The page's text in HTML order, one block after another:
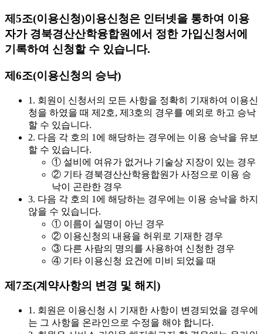
제5조(이용신청)이용신청은 인터넷을 통하여 이용
자가 경북경산산학융합원에서 정한 가입신청서에
기록하여 신청할 수 있습니다.
제6조(이용신청의 승낙)
1. 회원이 신청서의 모든 사항을 정확히 기재하여 이용신
청을 하였을 때 제2호, 제3호의 경우를 예외로 하고 승낙
할 수 있습니다.
2. 다음 각 호의 1에 해당하는 경우에는 이용 승낙을 유보
할 수 있습니다.
① 설비에 여유가 없거나 기술상 지장이 있는 경우
② 기타 경북경산산학융합원가 사정으로 이용 승
낙이 곤란한 경우
3. 다음 각 호의 1에 해당하는 경우에는 이용 승낙을 하지
않을 수 있습니다.
① 이름이 실명이 아닌 경우
② 이용신청의 내용을 허위로 기재한 경우
③ 다른 사람의 명의를 사용하여 신청한 경우
④ 기타 이용신청 요건에 미비 되었을 때
제7조(계약사항의 변경 및 해지)
1. 회원은 이용신청 시 기재한 사항이 변경되었을 경우에
는 그 사항을 온라인으로 수정을 해야 합니다.